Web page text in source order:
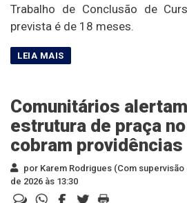
Trabalho de Conclusão de
prevista é de 18 meses.
Comunitários
estrutura de praça
cobram providências
por Karem Rodrigues (Com supervisão
de 2026 às 13:30